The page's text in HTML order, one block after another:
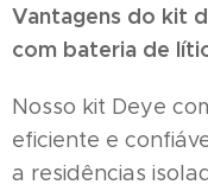
Vantagens do kit
com bateria de
Nosso kit Deye
eficiente e
a residências